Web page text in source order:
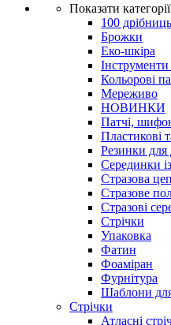
Показати категорії
100 дрібниць
Брожки
Еко-шкіра
Інструменти
Кольорові
Мереживо
НОВИНКИ
Патчі,
Пластикові
Резинки для
Серединки
Стразова
Стразове
Стразові
Стрічки
Упаковка
Фатин
Фоаміран
Фурнітура
Шаблони
Стрічки
Атласні